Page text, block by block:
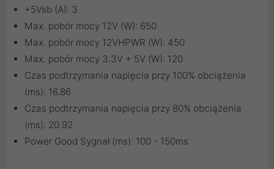
+5Vsb (A): 3
Max. pobór mocy 12V (W): 650
Max. pobór mocy 12VHPWR (W): 450
Max. pobór mocy 3.3V + 5V (W): 120
Czas podtrzymania napięcia przy 100% obciążenia
(ms): 16.86
Czas podtrzymania napięcia przy 80% obciążenia
(ms): 20.92
Power Good Sygnał (ms): 100 - 150ms